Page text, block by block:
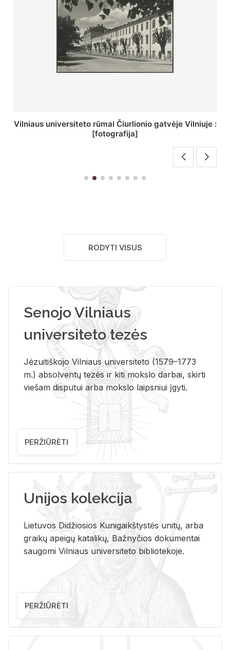
St. Batoro universiteto J. Pilsudskio kolegija :
[fotografija]
RODYTI VISUS
Senojo Vilniaus
universiteto tezės
Jėzuitiškojo Vilniaus universiteto (1579–1773
m.) absolventų tezės ir kiti mokslo darbai, skirti
viešam disputui arba mokslo laipsniui įgyti.
PERŽIŪRĖTI
Unijos kolekcija
Lietuvos Didžiosios Kunigaikštystės unitų, arba
graikų apeigų katalikų, Bažnyčios dokumentai
saugomi Vilniaus universiteto bibliotekoje.
PERŽIŪRĖTI